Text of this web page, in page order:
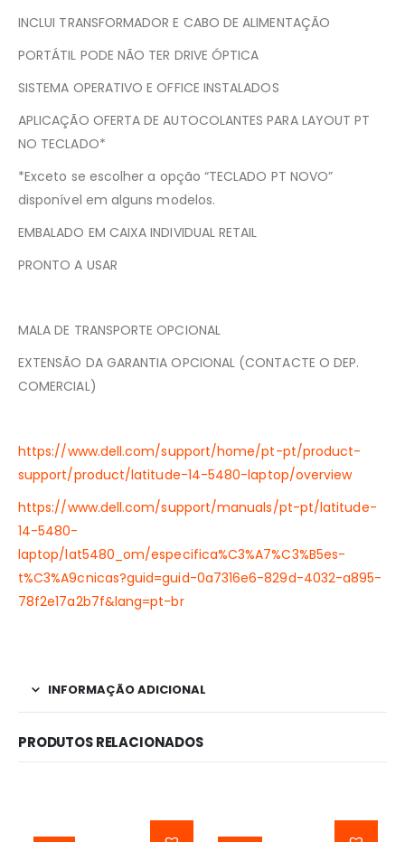
INCLUI TRANSFORMADOR E CABO DE ALIMENTAÇÃO
PORTÁTIL PODE NÃO TER DRIVE ÓPTICA
SISTEMA OPERATIVO E OFFICE INSTALADOS
APLICAÇÃO OFERTA DE AUTOCOLANTES PARA LAYOUT PT
NO TECLADO*
*Exceto se escolher a opção “TECLADO PT NOVO”
disponível em alguns modelos.
EMBALADO EM CAIXA INDIVIDUAL RETAIL
PRONTO A USAR
MALA DE TRANSPORTE OPCIONAL
EXTENSÃO DA GARANTIA OPCIONAL (CONTACTE O DEP.
COMERCIAL)
https://www.dell.com/support/home/pt-pt/product-
support/product/latitude-14-5480-laptop/overview
https://www.dell.com/support/manuals/pt-pt/latitude-
14-5480-
laptop/lat5480_om/especifica%C3%A7%C3%B5es-
t%C3%A9cnicas?guid=guid-0a7316e6-829d-4032-a895-
78f2e17a2b7f&lang=pt-br
INFORMAÇÃO ADICIONAL
PRODUTOS RELACIONADOS